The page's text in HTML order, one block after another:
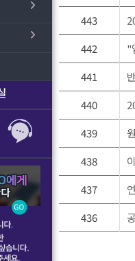
443
442
"
441
440
439
438
437
436